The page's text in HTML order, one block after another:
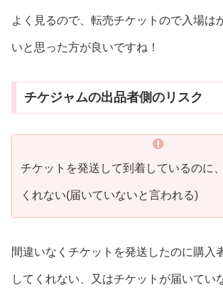
よく見るので、転売チケットので入場は
いと思った方が良いですね！
チケジャムの出品者側のリスク
チケットを発送して到着しているのに
くれない(届いていないと言われる)
間違いなくチケットを発送したのに購入
してくれない、又はチケットが届いてい